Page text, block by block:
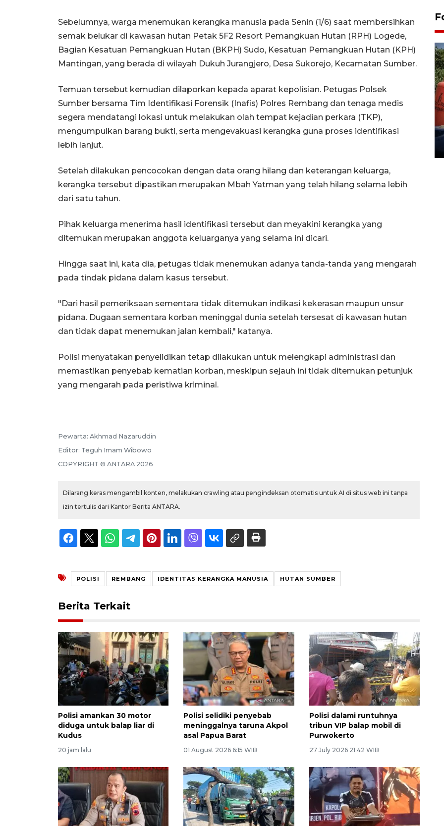
Sebelumnya, warga menemukan kerangka manusia pada Senin (1/6) saat membersihkan
semak belukar di kawasan hutan Petak 5F2 Resort Pemangkuan Hutan (RPH) Logede,
Bagian Kesatuan Pemangkuan Hutan (BKPH) Sudo, Kesatuan Pemangkuan Hutan (KPH)
Mantingan, yang berada di wilayah Dukuh Jurangjero, Desa Sukorejo, Kecamatan Sumber.
Temuan tersebut kemudian dilaporkan kepada aparat kepolisian. Petugas Polsek
Sumber bersama Tim Identifikasi Forensik (Inafis) Polres Rembang dan tenaga medis
segera mendatangi lokasi untuk melakukan olah tempat kejadian perkara (TKP),
mengumpulkan barang bukti, serta mengevakuasi kerangka guna proses identifikasi
lebih lanjut.
Setelah dilakukan pencocokan dengan data orang hilang dan keterangan keluarga,
kerangka tersebut dipastikan merupakan Mbah Yatman yang telah hilang selama lebih
dari satu tahun.
Pihak keluarga menerima hasil identifikasi tersebut dan meyakini kerangka yang
ditemukan merupakan anggota keluarganya yang selama ini dicari.
Hingga saat ini, kata dia, petugas tidak menemukan adanya tanda-tanda yang mengarah
pada tindak pidana dalam kasus tersebut.
"Dari hasil pemeriksaan sementara tidak ditemukan indikasi kekerasan maupun unsur
pidana. Dugaan sementara korban meninggal dunia setelah tersesat di kawasan hutan
dan tidak dapat menemukan jalan kembali," katanya.
Polisi menyatakan penyelidikan tetap dilakukan untuk melengkapi administrasi dan
memastikan penyebab kematian korban, meskipun sejauh ini tidak ditemukan petunjuk
yang mengarah pada peristiwa kriminal.
Pewarta: Akhmad Nazaruddin
Editor: Teguh Imam Wibowo
COPYRIGHT © ANTARA 2026
Dilarang keras mengambil konten, melakukan crawling atau pengindeksan otomatis untuk AI di situs web ini tanpa
izin tertulis dari Kantor Berita ANTARA.
POLISI REMBANG IDENTITAS KERANGKA MANUSIA HUTAN SUMBER
Berita Terkait
Polisi amankan 30 motor
diduga untuk balap liar di
Kudus
20 jam lalu
Polisi selidiki penyebab
meninggalnya taruna Akpol
asal Papua Barat
01 August 2026 6:15 WIB
Polisi dalami runtuhnya
tribun VIP balap mobil di
Purwokerto
27 July 2026 21:42 WIB
Kemarau memuncak, air
Waduk Delingan Karanganyar
menyusut